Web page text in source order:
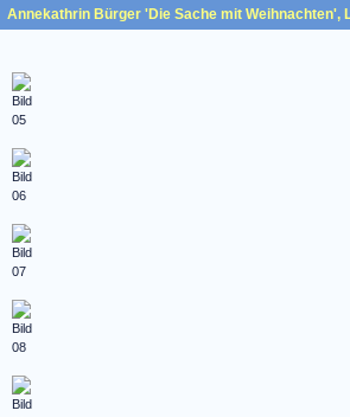
Annekathrin Bürger 'Die Sache mit Weihnachten',